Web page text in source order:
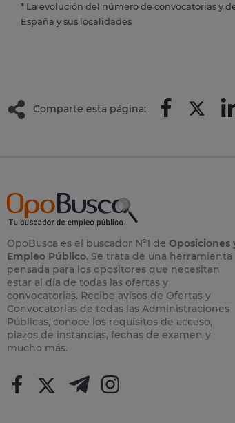
* La evolución del número de convocatorias y
España y sus localidades
Comparte esta página:
OpoBusca es el buscador Nº1 de Oposiciones
Empleo Público. Se trata de una herramienta
pensada para los opositores que necesitan
estar al día de todas las ofertas y
convocatorias. Recibe avisos de Ofertas y
Convocatorias de todas las Administraciones
Públicas, conoce los requisitos de acceso,
plazos de instancias, fechas de examen y
mucho más.